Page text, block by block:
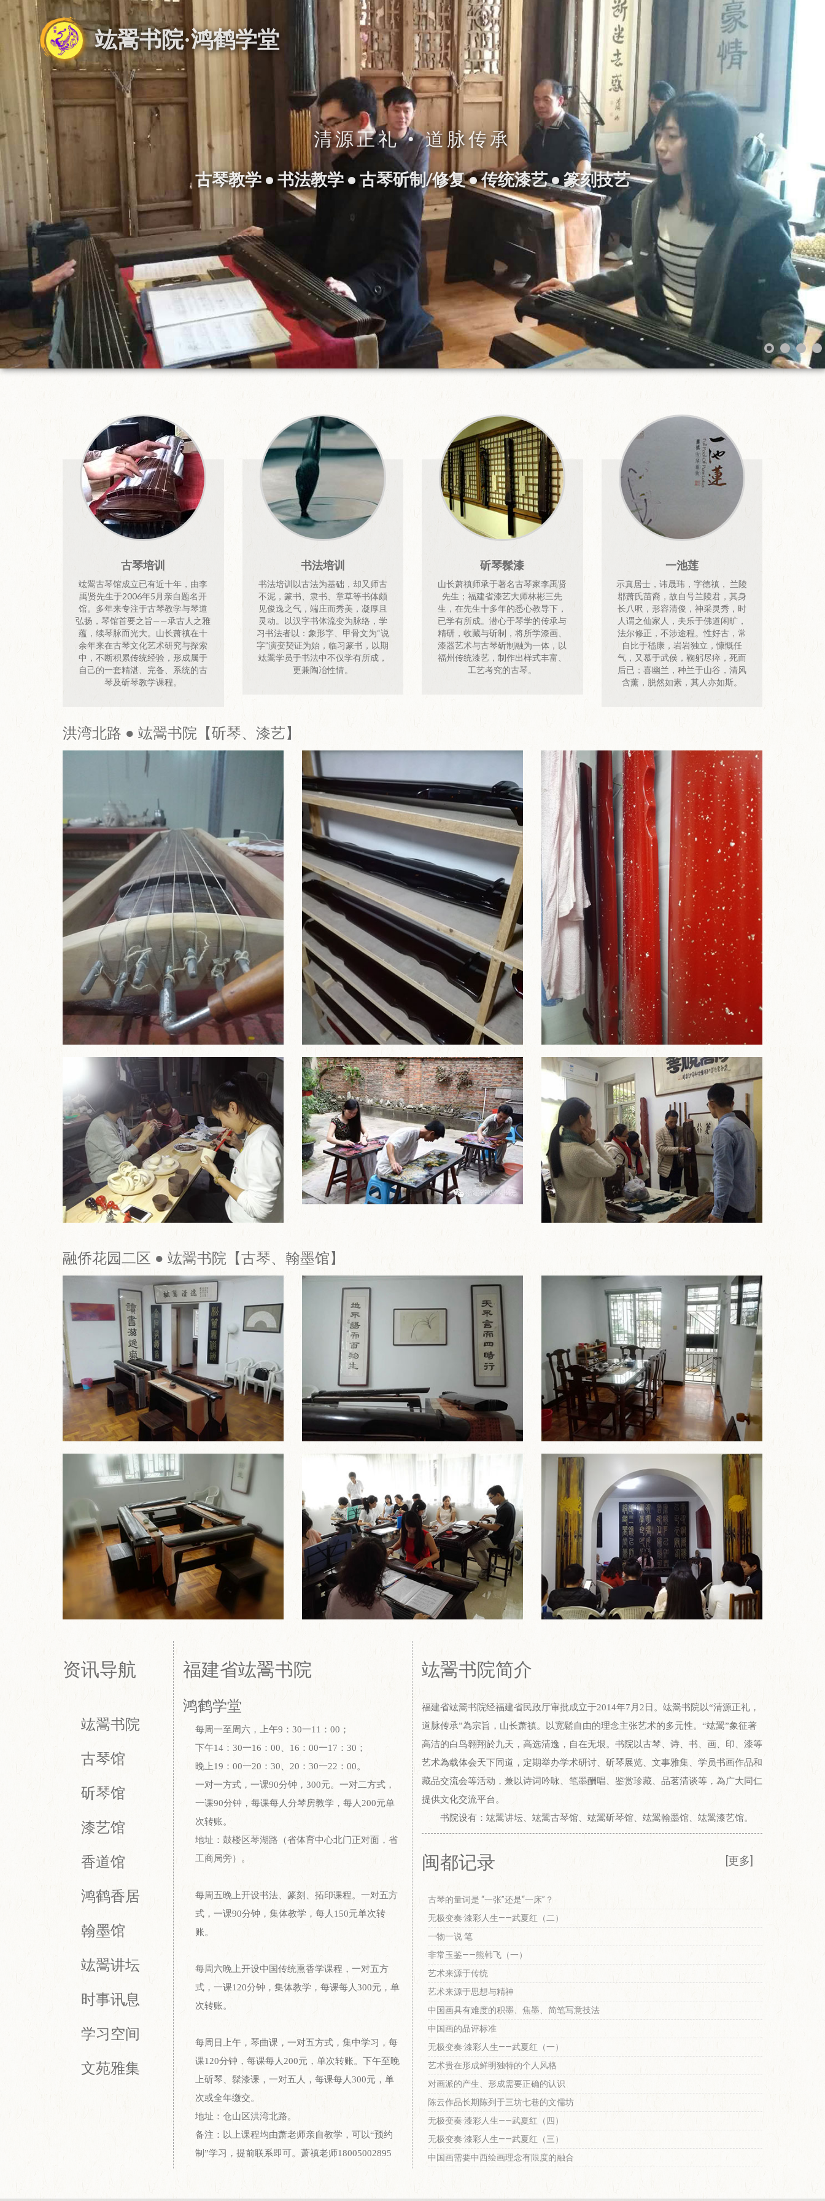
竑翯书院·鸿鹤学堂
清源正礼 • 道脉传承
古琴教学 • 书法教学 • 古琴斫制/修复 • 传统漆艺 • 篆刻技艺
古琴培训
竑翯古琴馆成立已有近十年，由李
禹贤先生于2006年5月亲自题名开
馆。多年来专注于古琴教学与琴道
弘扬，琴馆首要之旨——承古人之雅
蕴，续琴脉而光大。山长萧禛在十
余年来在古琴文化艺术研究与探索
中，不断积累传统经验，形成属于
自己的一套精湛、完备、系统的古
琴及斫琴教学课程。
书法培训
书法培训以古法为基础，却又师古
不泥，篆书、隶书、章草等书体颇
见俊逸之气，端庄而秀美，凝厚且
灵动。以汉字书体流变为脉络，学
习书法者以：象形字、甲骨文为“说
字”演变契证为始，临习篆书，以期
竑翯学员于书法中不仅学有所成，
更兼陶冶性情。
斫琴髹漆
山长萧禛师承于著名古琴家李禹贤
先生；福建省漆艺大师林彬三先
生，在先生十多年的悉心教导下，
已学有所成。潜心于琴学的传承与
精研，收藏与斫制，将所学漆画、
漆器艺术与古琴斫制融为一体，以
福州传统漆艺，制作出样式丰富、
工艺考究的古琴。
一池莲
示真居士，讳晟玮，字德禛， 兰陵
郡萧氏苗裔，故自号兰陵君，其身
长八呎，形容清俊，神采灵秀，时
人谓之仙家人，夫乐于佛道闲旷，
法尔修正，不涉途程。性好古，常
自比于嵇康，岩岩独立，慷慨任
气，又慕于武侯，鞠躬尽瘁，死而
后已；喜幽兰，种兰于山谷，清风
含薰，脱然如素，其人亦如斯。
洪湾北路 ● 竑翯书院【斫琴、漆艺】
融侨花园二区 ● 竑翯书院【古琴、翰墨馆】
资讯导航
竑翯书院
古琴馆
斫琴馆
漆艺馆
香道馆
鸿鹤香居
翰墨馆
竑翯讲坛
时事讯息
学习空间
文苑雅集
福建省竑翯书院
鸿鹤学堂
每周一至周六，上午9：30一11：00；
下午14：30一16：00、16：00一17：30；
晚上19：00一20：30、20：30一22：00。
一对一方式，一课90分钟，300元。一对二方式，
一课90分钟，每课每人分琴房教学，每人200元单
次转账。
地址：鼓楼区琴湖路（省体育中心北门正对面，省
工商局旁）。
每周五晚上开设书法、篆刻、拓印课程。一对五方
式，一课90分钟，集体教学，每人150元单次转
账。
每周六晚上开设中国传统熏香学课程，一对五方
式，一课120分钟，集体教学，每课每人300元，单
次转账。
每周日上午，琴曲课，一对五方式，集中学习，每
课120分钟，每课每人200元，单次转账。下午至晚
上斫琴、髹漆课，一对五人，每课每人300元，单
次或全年缴交。
地址：仓山区洪湾北路。
备注：以上课程均由萧老师亲自教学，可以“预约
制”学习，提前联系即可。萧禛老师18005002895
竑翯书院简介
福建省竑翯书院经福建省民政厅审批成立于2014年7月2日。竑翯书院以“清源正礼，
道脉传承”為宗旨，山长萧禛。以宽鬆自由的理念主张艺术的多元性。“竑翯”象征著
高洁的白鸟翱翔於九天，高选清逸，自在无垠。书院以古琴、诗、书、画、印、漆等
艺术為载体会天下同道，定期举办学术研讨、斫琴展览、文事雅集、学员书画作品和
藏品交流会等活动，兼以诗词吟咏、笔墨酬唱、鉴赏珍藏、品茗清谈等，為广大同仁
提供文化交流平台。
书院设有：竑翯讲坛、竑翯古琴馆、竑翯斫琴馆、竑翯翰墨馆、竑翯漆艺馆。
闽都记录 [更多]
古琴的量词是 “一张”还是“一床”？
无极变奏·漆彩人生——武夏红（二）
一物一说·笔
非常玉鉴——熊韩飞（一）
艺术来源于传统
艺术来源于思想与精神
中国画具有难度的积墨、焦墨、简笔写意技法
中国画的品评标准
无极变奏·漆彩人生——武夏红（一）
艺术贵在形成鲜明独特的个人风格
对画派的产生、形成需要正确的认识
陈云作品长期陈列于三坊七巷的文儒坊
无极变奏·漆彩人生——武夏红（四）
无极变奏·漆彩人生——武夏红（三）
中国画需要中西绘画理念有限度的融合